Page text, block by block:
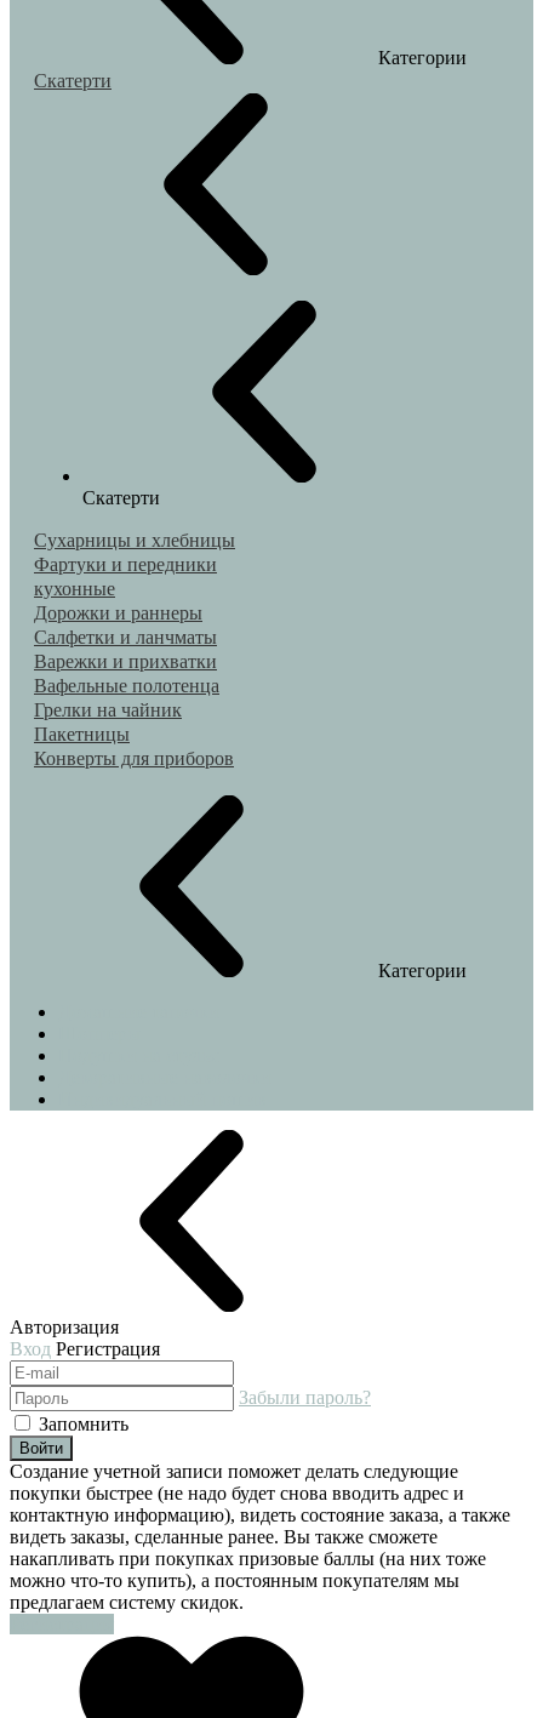
Категории
Скатерти
Скатерти
Сухарницы и хлебницы
Фартуки и передники
кухонные
Дорожки и раннеры
Салфетки и ланчматы
Варежки и прихватки
Вафельные полотенца
Грелки на чайник
Пакетницы
Конверты для приборов
Категории
Авторизация
Вход Регистрация
Забыли пароль?
Запомнить
Войти
Создание учетной записи поможет делать следующие
покупки быстрее (не надо будет снова вводить адрес и
контактную информацию), видеть состояние заказа, а также
видеть заказы, сделанные ранее. Вы также сможете
накапливать при покупках призовые баллы (на них тоже
можно что-то купить), а постоянным покупателям мы
предлагаем систему скидок.